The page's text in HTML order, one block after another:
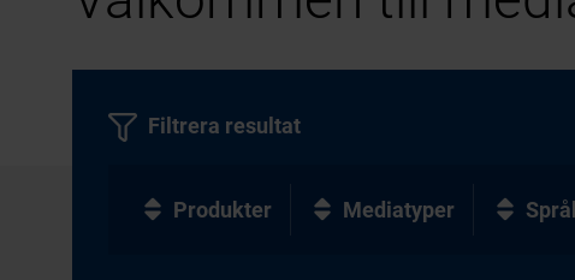
Filtrera resultat
Produkter Mediatyper